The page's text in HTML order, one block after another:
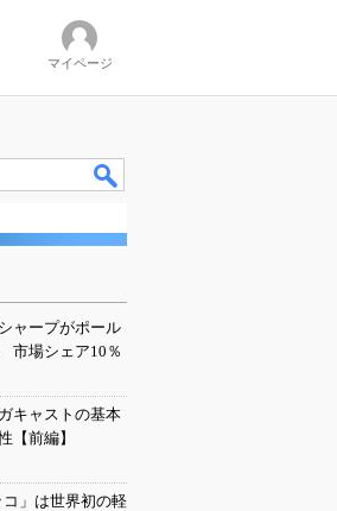
マイページ
ャープがポール
市場シェア10％
キャストの基本
【前編】
」は世界初の軽